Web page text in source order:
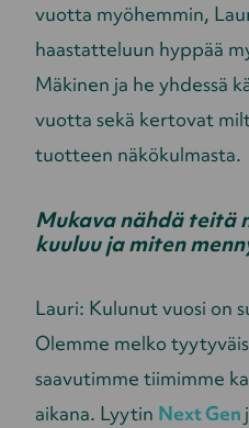
vuotta myöhemmin,
haastatteluun hyppää
Mäkinen ja he yhdessä
vuotta sekä kertovat
tuotteen näkökulmasta.
Mukava nähdä teitä
kuuluu ja miten
Lauri: Kulunut vuosi on
Olemme melko
saavutimme tiimimme
aikana. Lyytin Next Gen